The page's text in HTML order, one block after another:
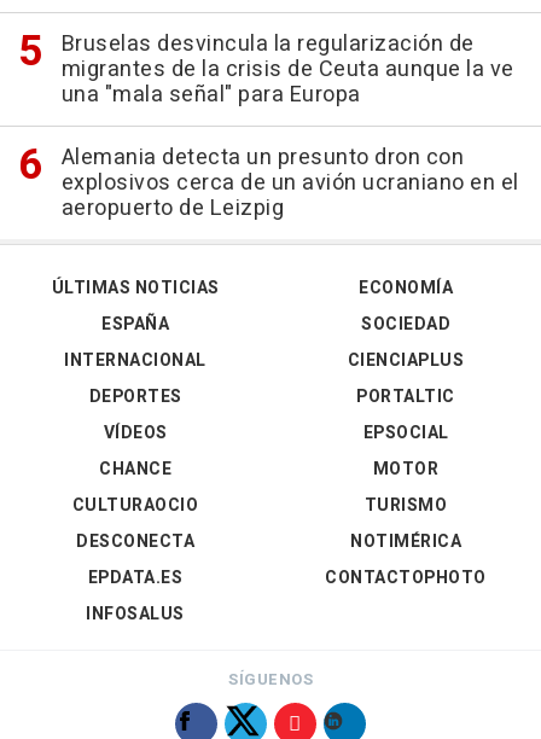
Bruselas desvincula la regularización de
migrantes de la crisis de Ceuta aunque la ve
una "mala señal" para Europa
Alemania detecta un presunto dron con
explosivos cerca de un avión ucraniano en el
aeropuerto de Leizpig
ÚLTIMAS NOTICIAS
ESPAÑA
INTERNACIONAL
DEPORTES
VÍDEOS
ECONOMÍA
SOCIEDAD
CIENCIAPLUS
PORTALTIC
EPSOCIAL
CHANCE
CULTURAOCIO
DESCONECTA
EPDATA.ES
INFOSALUS
MOTOR
TURISMO
NOTIMÉRICA
CONTACTOPHOTO
SÍGUENOS